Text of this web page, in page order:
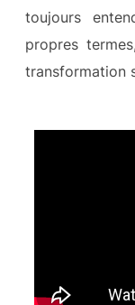
toujours
propres
transformation